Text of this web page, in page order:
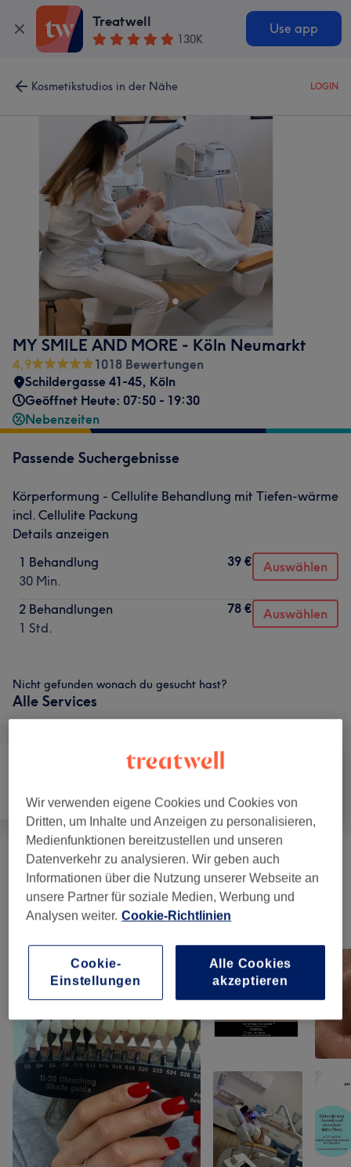
Treatwell
130K
Use app
Kosmetikstudios in der Nähe LOGIN
MY SMILE AND MORE - Köln Neumarkt
4,9
1018 Bewertungen
Schildergasse 41-45, Köln
Geöffnet Heute: 07:50 - 19:30
Nebenzeiten
Passende Suchergebnisse
Körperformung - Cellulite Behandlung mit Tiefen-wärme
incl. Cellulite Packung
Details anzeigen
1 Behandlung
30 Min.
39 € Auswählen
2 Behandlungen
1 Std.
78 € Auswählen
Nicht gefunden wonach du gesucht hast?
Alle Services
Zahnmedizin
Körperformungen ab 32 €
Unsere Arbeit
Wir verwenden eigene Cookies und Cookies von
Dritten, um Inhalte und Anzeigen zu personalisieren,
Medienfunktionen bereitzustellen und unseren
Datenverkehr zu analysieren. Wir geben auch
Informationen über die Nutzung unserer Webseite an
unsere Partner für soziale Medien, Werbung und
Analysen weiter. Cookie-Richtlinien
Cookie-
Einstellungen
Alle Cookies
akzeptieren